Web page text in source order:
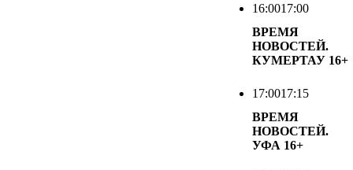
16:0017:00
ВРЕМЯ
НОВОСТЕЙ.
КУМЕРТАУ 16+
17:0017:15
ВРЕМЯ
НОВОСТЕЙ.
УФА 16+